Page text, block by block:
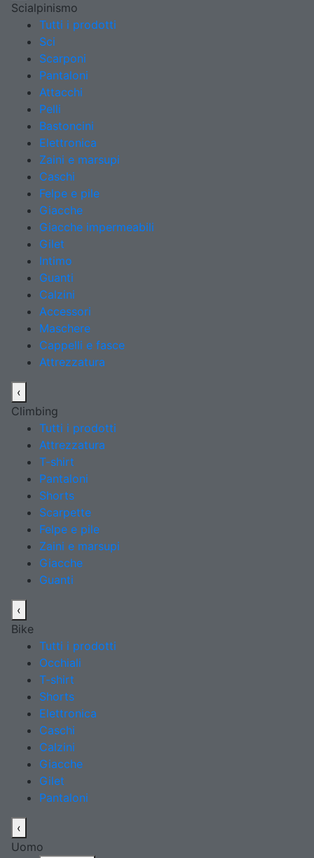
Scialpinismo
Tutti i prodotti
Sci
Scarponi
Pantaloni
Attacchi
Pelli
Bastoncini
Elettronica
Zaini e marsupi
Caschi
Felpe e pile
Giacche
Giacche impermeabili
Gilet
Intimo
Guanti
Calzini
Accessori
Maschere
Cappelli e fasce
Attrezzatura
‹
Climbing
Tutti i prodotti
Attrezzatura
T-shirt
Pantaloni
Shorts
Scarpette
Felpe e pile
Zaini e marsupi
Giacche
Guanti
‹
Bike
Tutti i prodotti
Occhiali
T-shirt
Shorts
Elettronica
Caschi
Calzini
Giacche
Gilet
Pantaloni
‹
Uomo